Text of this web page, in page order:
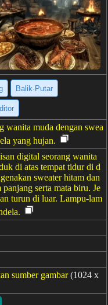
Balik·Putar
wanita muda dengan swea
yang hujan.
digital seorang wanita
di atas tempat tidur di d
sweater hitam dan
serta mata biru. Je
turun di luar. Lampu-lam
sumber gambar (1024 x